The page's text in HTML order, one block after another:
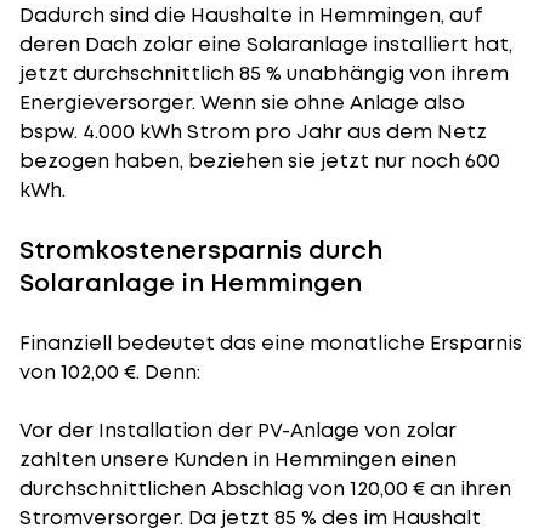
Dadurch sind die Haushalte in Hemmingen, auf
deren Dach zolar eine Solaranlage installiert hat,
jetzt durchschnittlich 85 % unabhängig von ihrem
Energieversorger. Wenn sie ohne Anlage also
bspw. 4.000 kWh Strom pro Jahr aus dem Netz
bezogen haben, beziehen sie jetzt nur noch 600
kWh.
Stromkostenersparnis durch
Solaranlage in Hemmingen
Finanziell bedeutet das eine monatliche Ersparnis
von 102,00 €. Denn:
Vor der Installation der PV-Anlage von zolar
zahlten unsere Kunden in Hemmingen einen
durchschnittlichen Abschlag von 120,00 € an ihren
Stromversorger. Da jetzt 85 % des im Haushalt